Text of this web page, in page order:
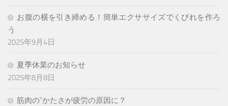
お腹の横を引き締める！簡単エクササイズでくびれを作ろ
う
2025年9月4日
夏季休業のお知らせ
2025年8月8日
筋肉の”かたさが疲労の原因に？